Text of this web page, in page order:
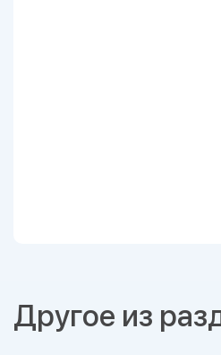
Другое из